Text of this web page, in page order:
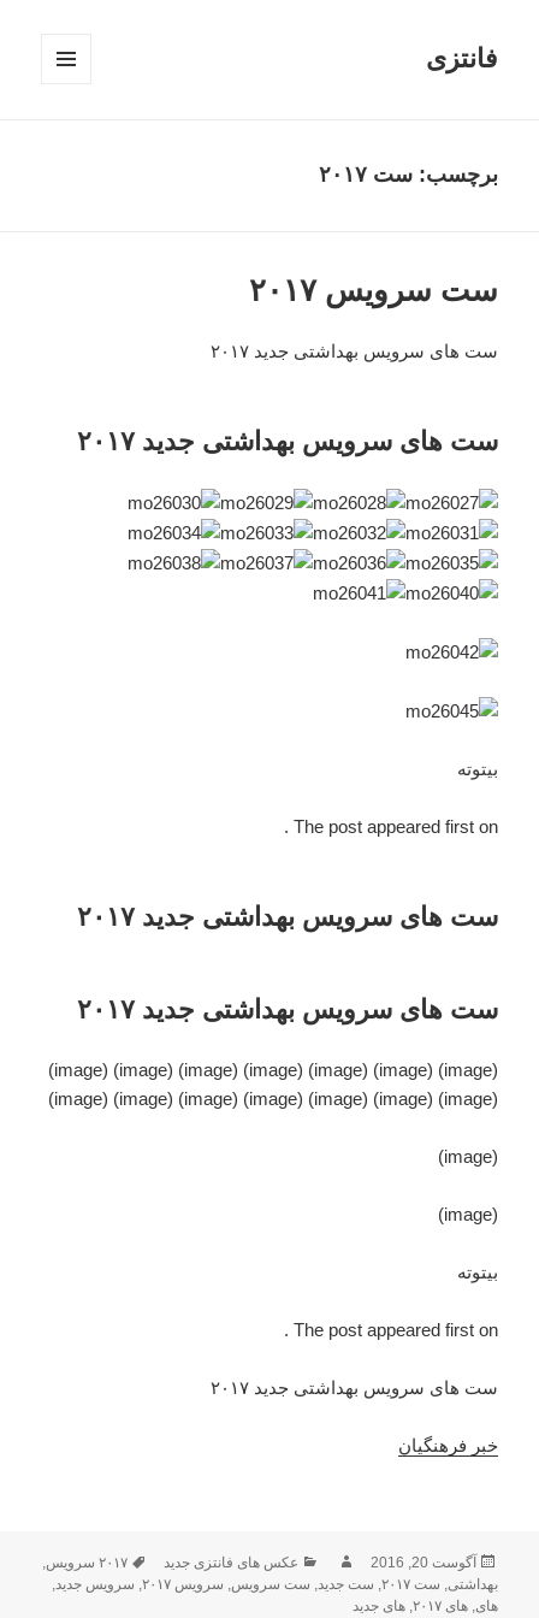
فانتزی
برچسب: ست ۲۰۱۷
ست سرویس ۲۰۱۷
ست های سرویس بهداشتی جدید ۲۰۱۷
ست های سرویس بهداشتی جدید ۲۰۱۷
بیتوته
The post appeared first on .
ست های سرویس بهداشتی جدید ۲۰۱۷
ست های سرویس بهداشتی جدید ۲۰۱۷
(image) (image) (image) (image) (image) (image) (image)
(image) (image) (image) (image) (image) (image) (image)
(image)
(image)
بیتوته
The post appeared first on .
ست های سرویس بهداشتی جدید ۲۰۱۷
خبر فرهنگیان
ارسال
شده
در
آگوست 20, 2016 نویسندهدسته‌ها
عکس های فانتزی جدید برچسب‌ها
۲۰۱۷ سرویس
,
بهداشتی, ست ۲۰۱۷ , ست جدید, ست سرویس, سرویس ۲۰۱۷ , سرویس جدید,
های,های ۲۰۱۷ ,های جدید